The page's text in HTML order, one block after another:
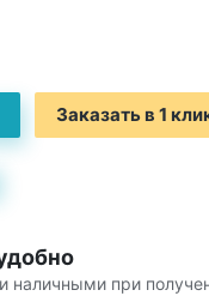
Заказать в 1
наличными при